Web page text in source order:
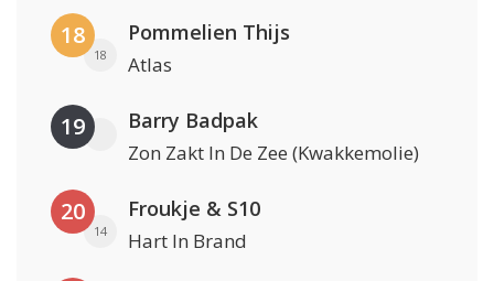
18
18
Pommelien Thijs
Atlas
19 Barry Badpak
Zon Zakt In De Zee (Kwakkemolie)
20
14
Froukje & S10
Hart In Brand